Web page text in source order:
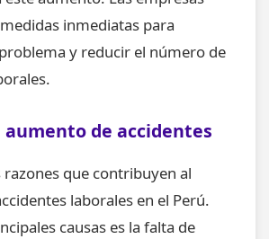
inmediatas para
y reducir el número de
aumento de accidentes
razones que contribuyen al
laborales en el Perú.
causas es la falta de